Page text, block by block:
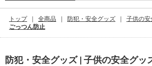
ブロック
ラティス
トップ 全商品 防犯・安全グッズ
子供の安
ごっつん防止
防犯・安全グッズ | 子供の安全グッ